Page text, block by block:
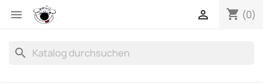
 shopping_cart (0)

search